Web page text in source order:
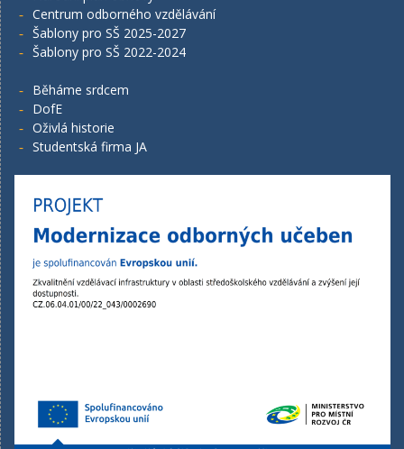
Centrum odborného vzdělávání
Šablony pro SŠ 2025-2027
Šablony pro SŠ 2022-2024
Běháme srdcem
DofE
Oživlá historie
Studentská firma JA